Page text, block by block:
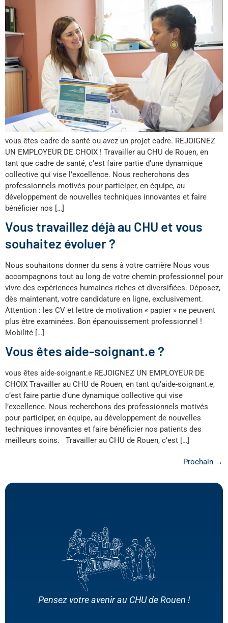
vous êtes cadre de santé ou avez un projet cadre. REJOIGNEZ
UN EMPLOYEUR DE CHOIX ! Travailler au CHU de Rouen, en
tant que cadre de santé, c’est faire partie d’une dynamique
collective qui vise l’excellence. Nous recherchons des
professionnels motivés pour participer, en équipe, au
développement de nouvelles techniques innovantes et faire
bénéficier nos […]
Vous travaillez déjà au CHU et vous
souhaitez évoluer ?
Nous souhaitons donner du sens à votre carrière Nous vous
accompagnons tout au long de votre chemin professionnel pour
vivre des expériences humaines riches et diversifiées. Déposez,
dès maintenant, votre candidature en ligne, exclusivement.
Attention : les CV et lettre de motivation « papier » ne peuvent
plus être examinées. Bon épanouissement professionnel !
Mobilité […]
Vous êtes aide-soignant.e ?
vous êtes aide-soignant.e REJOIGNEZ UN EMPLOYEUR DE
CHOIX Travailler au CHU de Rouen, en tant qu’aide-soignant.e,
c’est faire partie d’une dynamique collective qui vise
l’excellence. Nous recherchons des professionnels motivés
pour participer, en équipe, au développement de nouvelles
techniques innovantes et faire bénéficier nos patients des
meilleurs soins. Travailler au CHU de Rouen, c’est […]
Prochain →
Pensez votre avenir au CHU de Rouen !